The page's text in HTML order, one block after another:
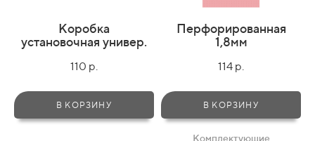
Коробка
установочная универ.
110 р.
В КОРЗИНУ
Перфорированная
1,8мм
114 р.
В КОРЗИНУ
Комплектующие